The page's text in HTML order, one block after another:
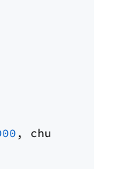
, chunk_overlap=